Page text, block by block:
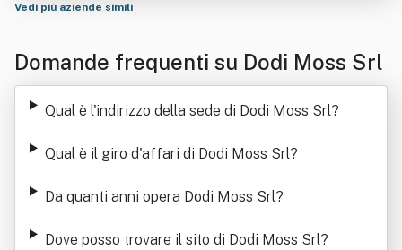
Vedi più aziende simili
Domande frequenti su Dodi Moss Srl
Qual è l'indirizzo della sede di Dodi Moss Srl?
Qual è il giro d'affari di Dodi Moss Srl?
Da quanti anni opera Dodi Moss Srl?
Dove posso trovare il sito di Dodi Moss Srl?